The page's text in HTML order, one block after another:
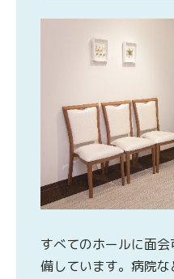
すべてのホールに面
備しています。病院